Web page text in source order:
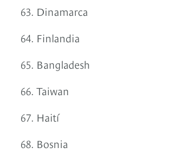
63. Dinamarca
64. Finlandia
65. Bangladesh
66. Taiwan
67. Haití
68. Bosnia